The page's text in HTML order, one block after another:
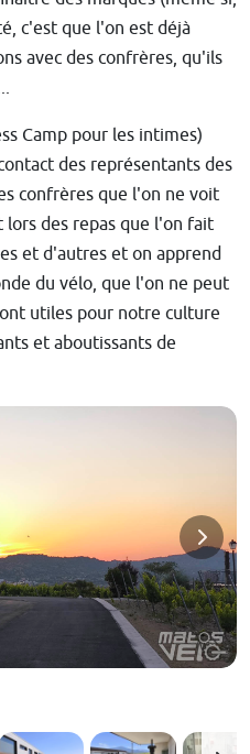
c'est que l'on est déjà
avec des confrères, qu'ils
Camp pour les intimes)
des représentants des
confrères que l'on ne voit
lors des repas que l'on fait
et d'autres et on apprend
du vélo, que l'on ne peut
utiles pour notre culture
et aboutissants de